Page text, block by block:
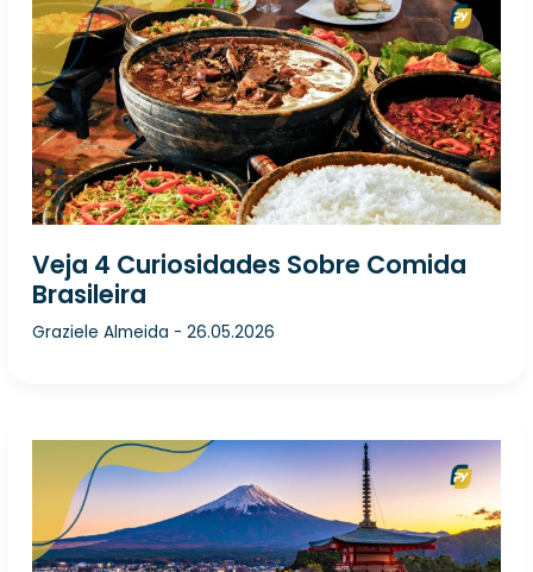
Veja 4 Curiosidades Sobre Comida
Brasileira
Graziele Almeida -26.05.2026